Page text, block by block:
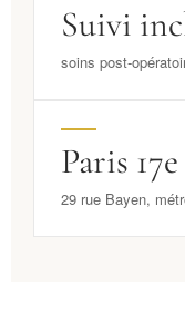
Suivi
soins post-
Paris 17e
29 rue Bayen,